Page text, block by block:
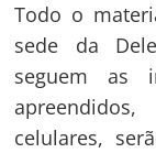
Todo o
sede da
seguem as
celulares,